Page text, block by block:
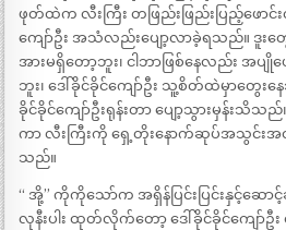
ဖုတ်ထဲက လီးကြီး တဖြည်းဖြည်းပြည့်ဖောင်း
ကျော်ဦး အသံလည်းပျော့လာခဲ့ရသည်။ ဒူးတွေ
အားမရှိတော့ဘူး၊ ငါဘာဖြစ်နေလည်း အ
ဘူး၊ ဒေါ်ခိုင်ခိုင်ကျော်ဦး သူ့စိတ်ထဲမှာတွေ
ခိုင်ခိုင်ကျော်ဦးရုန်းတာ ပျော့သွားမှန်းသိ
ကာ လီးကြီးကို ရှေ့တိုးနောက်ဆုပ်အသွင်းအထု
သည်။
“ အို့” ကိုကိုသော်က အရှိန်ပြင်းပြင်းနှင့်ဆော
လုနီးပါး ထုတ်လိုက်တော့ ဒေါ်ခိုင်ခိုင်ကျော်ဦ